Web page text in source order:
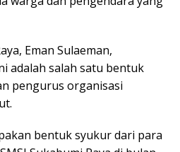
Eman Sulaeman,
adalah salah satu bentuk
pengurus organisasi
bentuk syukur dari para